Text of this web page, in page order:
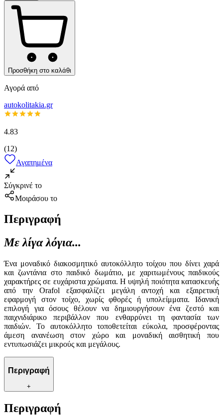
Προσθήκη στο καλάθι
Αγορά από
autokolitakia.gr
4.83
(12)
Αγαπημένα
Σύγκρινέ το
Μοιράσου το
Περιγραφή
Με λίγα λόγια...
Ένα μοναδικό διακοσμητικό αυτοκόλλητο τοίχου που δίνει χαρά
και ζωντάνια στο παιδικό δωμάτιο, με χαριτωμένους παιδικούς
χαρακτήρες σε ευχάριστα χρώματα. Η υψηλή ποιότητα κατασκευής
από την Orafol εξασφαλίζει μεγάλη αντοχή και εξαιρετική
εφαρμογή στον τοίχο, χωρίς φθορές ή υπολείμματα. Ιδανική
επιλογή για όσους θέλουν να δημιουργήσουν ένα ζεστό και
παιχνιδιάρικο περιβάλλον που ενθαρρύνει τη φαντασία των
παιδιών. Το αυτοκόλλητο τοποθετείται εύκολα, προσφέροντας
άμεση ανανέωση στον χώρο και μοναδική αισθητική που
εντυπωσιάζει μικρούς και μεγάλους.
Περιγραφή
+
Περιγραφή